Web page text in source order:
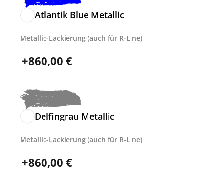
Atlantik Blue Metallic
Metallic-Lackierung (auch für R-Line)
+860,00 €
Delfingrau Metallic
Metallic-Lackierung (auch für R-Line)
+860,00 €